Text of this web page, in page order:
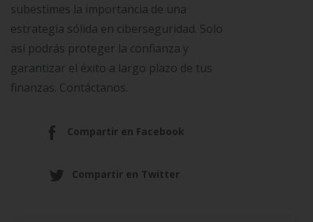
subestimes la importancia de una
estrategia sólida en ciberseguridad. Solo
así podrás proteger la confianza y
garantizar el éxito a largo plazo de tus
finanzas. Contáctanos.
Compartir en Facebook
Compartir en Twitter